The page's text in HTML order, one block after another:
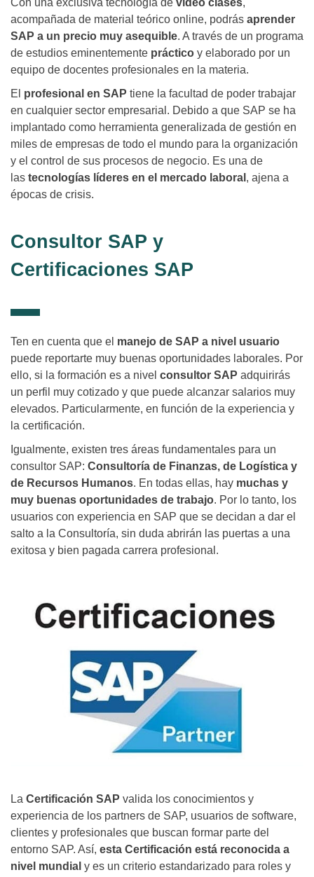
acompañada de material teórico online, podrás aprender
SAP a un precio muy asequible. A través de un programa
de estudios eminentemente práctico y elaborado por un
equipo de docentes profesionales en la materia.
El profesional en SAP tiene la facultad de poder trabajar
en cualquier sector empresarial. Debido a que SAP se ha
implantado como herramienta generalizada de gestión en
miles de empresas de todo el mundo para la organización
y el control de sus procesos de negocio. Es una de
las tecnologías líderes en el mercado laboral , ajena a
épocas de crisis.
Consultor SAP y
Certificaciones SAP
Ten en cuenta que el manejo de SAP a nivel usuario
puede reportarte muy buenas oportunidades laborales. Por
ello, si la formación es a nivel consultor SAP adquirirás
un perfil muy cotizado y que puede alcanzar salarios muy
elevados. Particularmente, en función de la experiencia y
la certificación.
Igualmente, existen tres áreas fundamentales para un
consultor SAP: Consultoría de Finanzas, de Logística y
de Recursos Humanos. En todas ellas, hay muchas y
muy buenas oportunidades de trabajo. Por lo tanto, los
usuarios con experiencia en SAP que se decidan a dar el
salto a la Consultoría, sin duda abrirán las puertas a una
exitosa y bien pagada carrera profesional.
La Certificación SAP valida los conocimientos y
experiencia de los partners de SAP, usuarios de software,
clientes y profesionales que buscan formar parte del
entorno SAP. Así, esta Certificación está reconocida a
nivel mundial y es un criterio estandarizado para roles y